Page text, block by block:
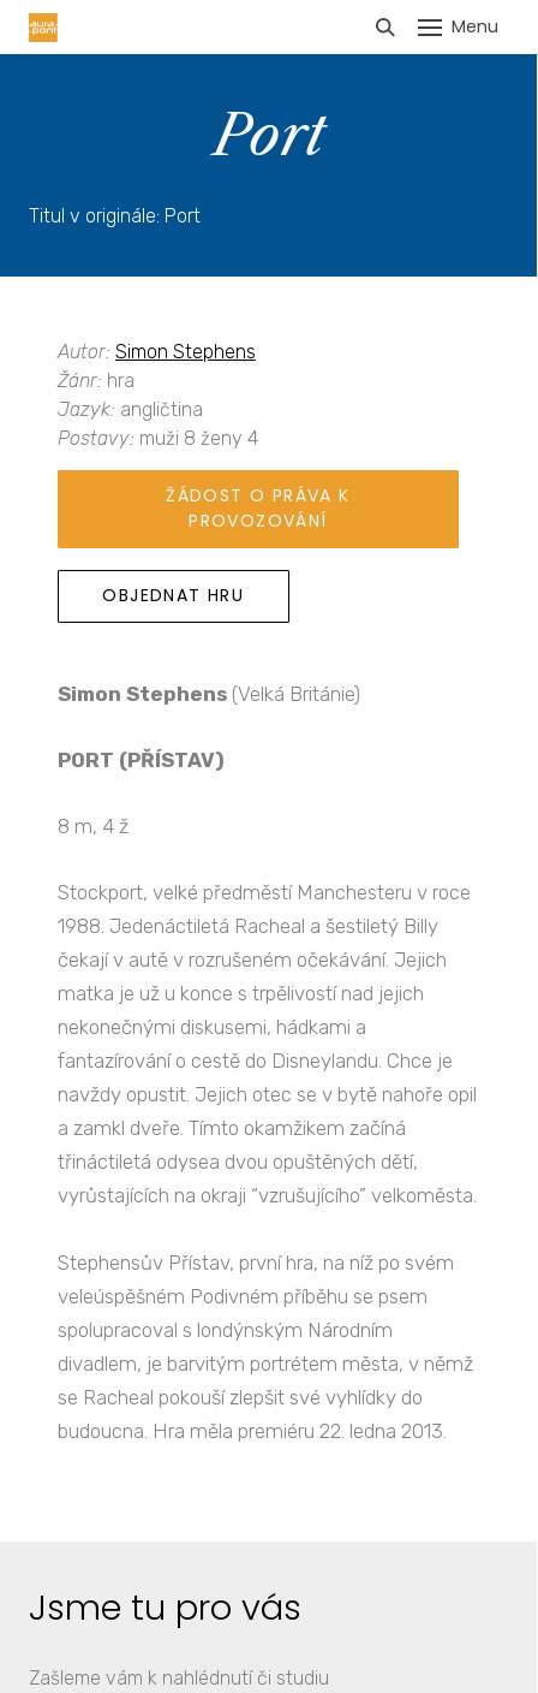
Menu
Port
Titul v originále: Port
Autor: Simon Stephens
Žánr: hra
Jazyk: angličtina
Postavy: muži 8 ženy 4
ŽÁDOST O PRÁVA K
PROVOZOVÁNÍ
OBJEDNAT HRU
Simon Stephens (Velká Británie)
PORT (PŘÍSTAV)
8 m, 4 ž
Stockport, velké předměstí Manchesteru v roce
1988. Jedenáctiletá Racheal a šestiletý Billy
čekají v autě v rozrušeném očekávání. Jejich
matka je už u konce s trpělivostí nad jejich
nekonečnými diskusemi, hádkami a
fantazírování o cestě do Disneylandu. Chce je
navždy opustit. Jejich otec se v bytě nahoře opil
a zamkl dveře. Tímto okamžikem začíná
třináctiletá odysea dvou opuštěných dětí,
vyrůstajících na okraji “vzrušujícího” velkoměsta.
Stephensův Přístav, první hra, na níž po svém
veleúspěšném Podivném příběhu se psem
spolupracoval s londýnským Národním
divadlem, je barvitým portrétem města, v němž
se Racheal pokouší zlepšit své vyhlídky do
budoucna. Hra měla premiéru 22. ledna 2013.
Jsme tu pro vás
Zašleme vám k nahlédnutí či studiu